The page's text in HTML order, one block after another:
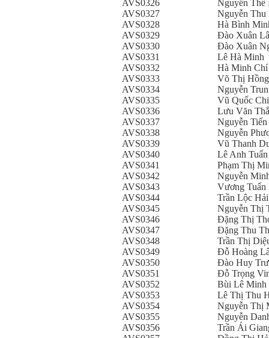
AVS0326
Nguyễn Thế
AVS0327
Nguyễn Thu
AVS0328
Hà Bình
AVS0329
Đào Xuân
AVS0330
Đào Xuân
AVS0331
Lê Hà Minh
AVS0332
Hà Minh Chí
AVS0333
Võ Thị
AVS0334
Nguyễn
AVS0335
Vũ Quốc
AVS0336
Lưu Văn
AVS0337
Nguyễn
AVS0338
Nguyễn
AVS0339
Vũ Thanh
AVS0340
Lê Anh Tuấn
AVS0341
Phạm Thị
AVS0342
Nguyễn
AVS0343
Vương Tuấn
AVS0344
Trần Lộc Hải
AVS0345
Nguyễn Thị
AVS0346
Đặng Thị
AVS0347
Đặng Thu
AVS0348
Trần Thị
AVS0349
Đỗ Hoàng
AVS0350
Đào Huy
AVS0351
Đỗ Trọng
AVS0352
Bùi Lê Minh
AVS0353
Lê Thị Thu
AVS0354
Nguyễn Thị
AVS0355
Nguyễn
AVS0356
Trần Ái